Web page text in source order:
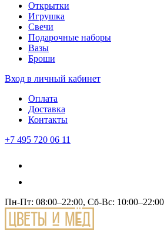
Открытки
Игрушка
Свечи
Подарочные наборы
Вазы
Броши
Вход в личный кабинет
Оплата
Доставка
Контакты
+7 495 720 06 11
Пн-Пт: 08:00–22:00, Сб-Вс: 10:00–22:00